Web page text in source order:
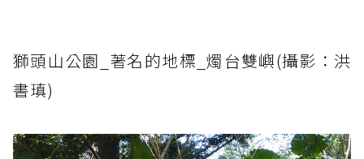
獅頭山公園_著名的地標_燭台雙嶼(攝影：洪
書瑱)